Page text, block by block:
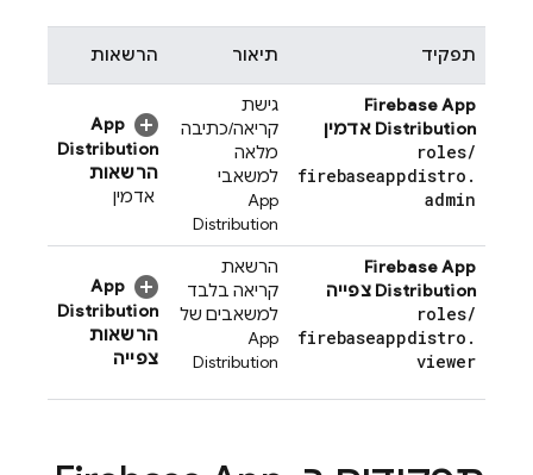
תפקיד תיאור הרשאות
Firebase App
Distribution אדמין
roles/
firebaseappdistro .
admin
גישת
קריאה/כתיבה
מלאה
למשאבי
App
Distribution
App
Distribution
הרשאות
אדמין
Firebase App
Distribution צפייה
roles/
firebaseappdistro .
viewer
הרשאת
קריאה בלבד
למשאבים של
App
Distribution
App
Distribution
הרשאות
צפייה